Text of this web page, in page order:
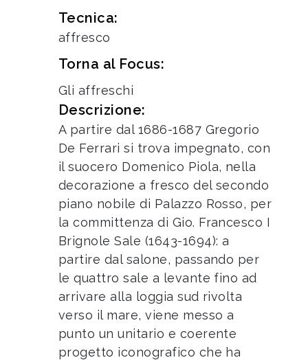
Tecnica:
affresco
Torna al Focus:
Gli affreschi
Descrizione:
A partire dal 1686-1687 Gregorio
De Ferrari si trova impegnato, con
il suocero Domenico Piola, nella
decorazione a fresco del secondo
piano nobile di Palazzo Rosso, per
la committenza di Gio. Francesco I
Brignole Sale (1643-1694): a
partire dal salone, passando per
le quattro sale a levante fino ad
arrivare alla loggia sud rivolta
verso il mare, viene messo a
punto un unitario e coerente
progetto iconografico che ha